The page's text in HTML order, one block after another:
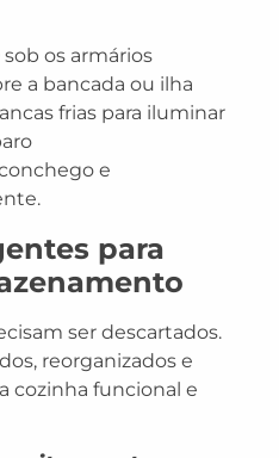
os armários
a bancada ou ilha
frias para iluminar
e
para
ser descartados.
reorganizados e
cozinha funcional e